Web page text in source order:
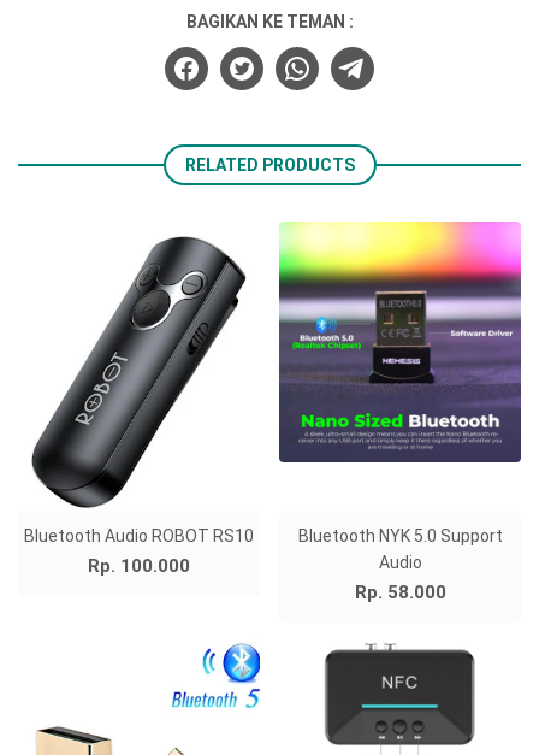
BAGIKAN KE TEMAN :
RELATED PRODUCTS
Bluetooth Audio ROBOT RS10
Rp. 100.000
Bluetooth NYK 5.0 Support
Audio
Rp. 58.000